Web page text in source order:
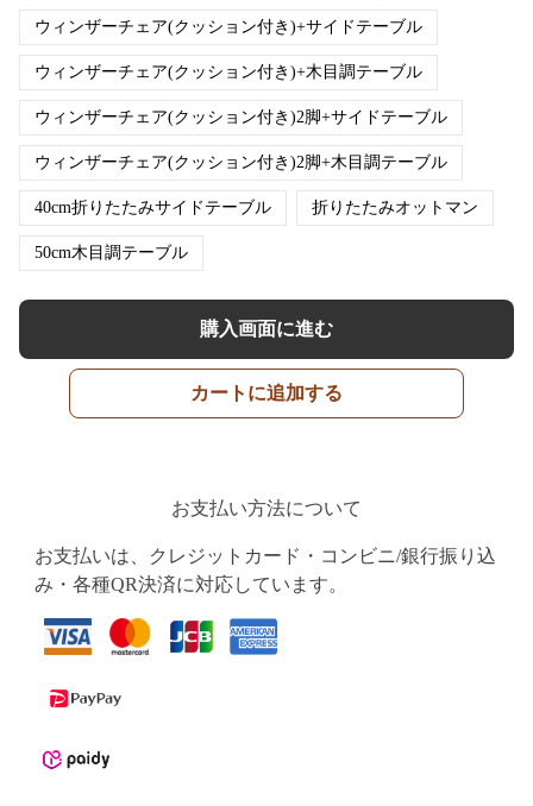
ウィンザーチェア(クッション付き)+サイドテーブル
ウィンザーチェア(クッション付き)+木目調テーブル
ウィンザーチェア(クッション付き)2脚+サイドテーブル
ウィンザーチェア(クッション付き)2脚+木目調テーブル
40cm折りたたみサイドテーブル 折りたたみオットマン
50cm木目調テーブル
購入画面に進む
カートに追加する
お支払い方法について
お支払いは、クレジットカード・コンビニ/銀行振り込
み・各種QR決済に対応しています。